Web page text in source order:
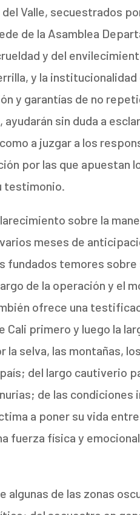
Valle, secuestrados
de la Asamblea
y del
y la
y garantías de no
sin duda a
a juzgar a los
por las que apuestan
testimonio.
sobre la
meses de
fundados temores sobre
de la operación y el
ofrece una
Cali primero y luego la
selva, las montañas,
del largo cautiverio
de las condiciones
a poner su vida
fuerza física y
algunas de las zonas